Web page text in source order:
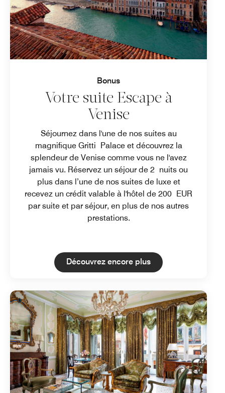
Bonus
Votre suite Escape à
Venise
Séjournez dans l'une de nos suites au
magnifique Gritti Palace et découvrez la
splendeur de Venise comme vous ne l'avez
jamais vu. Réservez un séjour de 2 nuits ou
plus dans l’une de nos suites de luxe et
recevez un crédit valable à l'hôtel de 200 EUR
par suite et par séjour, en plus de nos autres
prestations.
Découvrez encore plusOpen in New Tab